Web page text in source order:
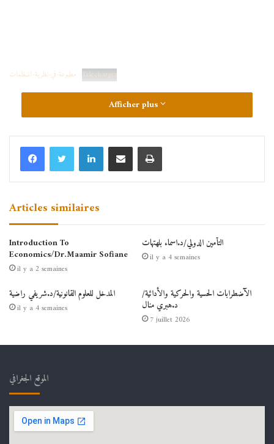
مطبوعة-في-نظرية-المنظمات Télécharger
Afficher plus
Linkedin Partager par email Imprimer
Articles similaires
Introduction To
Economics/Dr.Maamir Sofiane
il y a 2 semaines
التأمين الدولي/د.اسماء بلهتهات
il y a 4 semaines
المدخل للعلوم القانونية/د.شريفي راضية
il y a 4 semaines
الآضطرابات الحسية والحركية والأدائية/
د.هبري منال
7 juillet 2026
الموقع الجغرافي